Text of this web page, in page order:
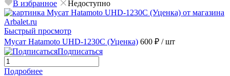
В избранное
Недоступно
Быстрый просмотр
Мусат Hatamoto UHD-1230C (Уценка) 600 ₽ / шт
Подписаться
Подробнее